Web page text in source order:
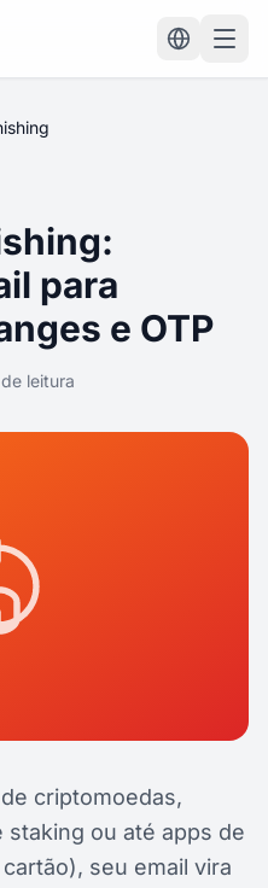
para
e OTP
leitura
criptomoedas,
staking ou até apps de
seu email vira